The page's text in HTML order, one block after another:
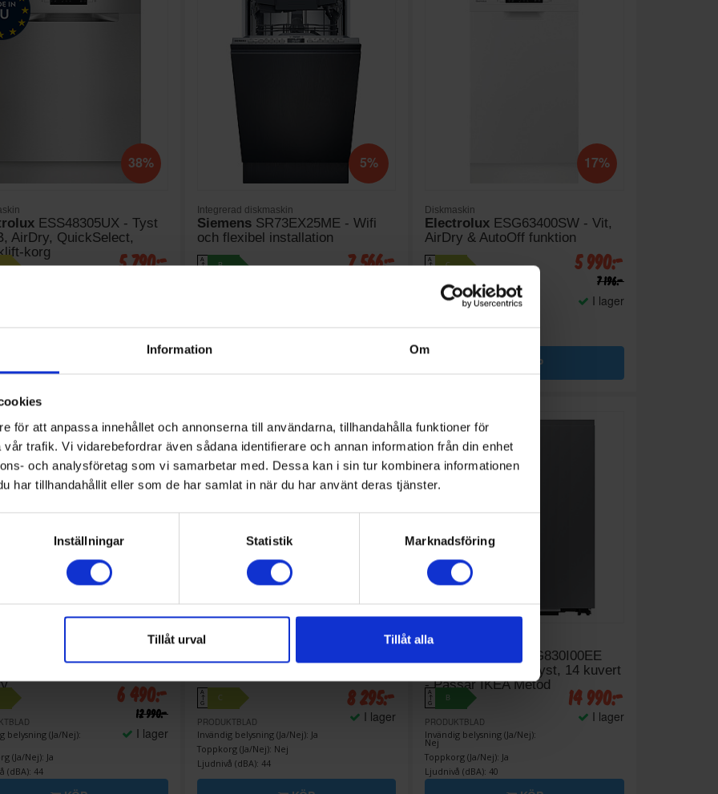
Information Om
för att anpassa innehållet och annonserna till användarna, tillhandahålla funktioner för
trafik. Vi vidarebefordrar även sådana identifierare och annan information från din enhet
och analysföretag som vi samarbetar med. Dessa kan i sin tur kombinera informationen
har tillhandahållit eller som de har samlat in när du har använt deras tjänster.
Inställningar Statistik Marknadsföring
Tillåt urval Tillåt alla
38%
ESS48305UX - Tyst
AirDry, QuickSelect,
korg
(Ja/Nej): Ja
5 790:-
5%
Integrerad diskmaskin
SiemensSR73EX25ME - Wifi
och flexibel installation
A
↑
B
Toppkorg (Ja/Nej): Ja
7 566:-
17%
Diskmaskin
Electrolux ESG63400SW - Vit,
AirDry & AutoOff funktion
A
↑
C
PRODUKTBLAD
Invändig belysning (Ja/Nej):
Toppkorg (Ja/Nej): Ja
5 990:-
7 196:-
I lager
KÖP
belysning (Ja/Nej):
(Ja/Nej): Ja
(dBA): 44
6 490:-
12 990:-
I lager
Diskmaskin
A
↑
G
C
PRODUKTBLAD
Invändig belysning (Ja/Nej): Ja
Toppkorg (Ja/Nej): Nej
Ljudnivå (dBA): 44
8 295:-
I lager
Integrerad diskmaskin
DW60BG830I00EE
Integrerad - Extra tyst, 14 kuvert
- Passar IKEA Metod
A
↑
G
B
PRODUKTBLAD
Invändig belysning (Ja/Nej):
Nej
Toppkorg (Ja/Nej): Ja
Ljudnivå (dBA): 40
14 990:-
I lager